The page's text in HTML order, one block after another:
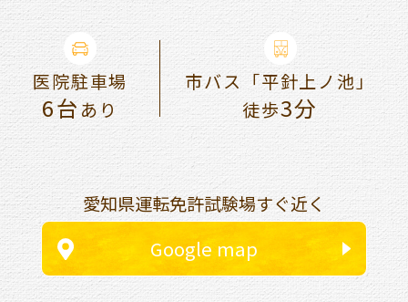
医院駐車場
6台あり
市バス「平針上ノ池」
徒歩3分
愛知県運転免許試験場すぐ近く
Google map